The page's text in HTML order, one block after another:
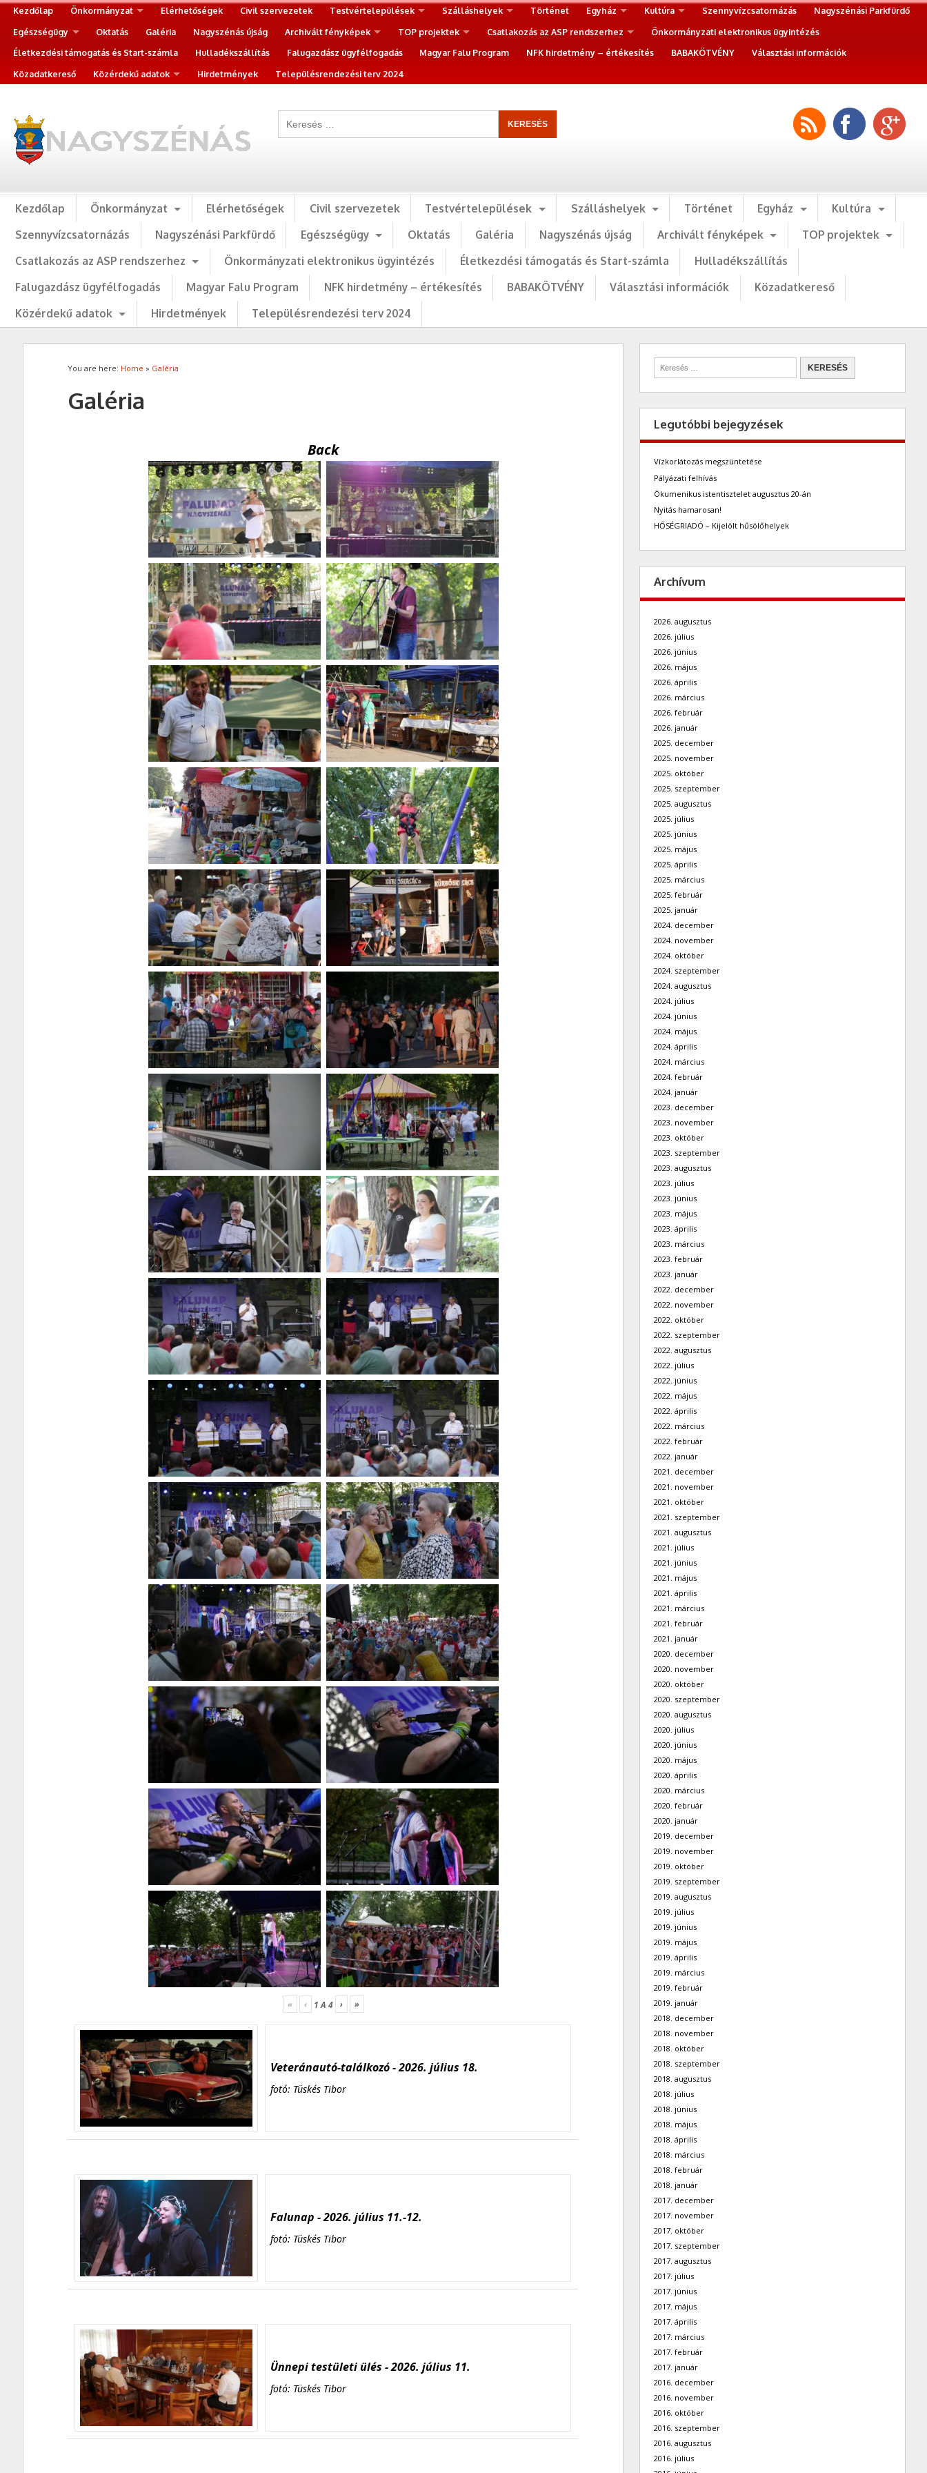
Kezdőlap Önkormányzat Elérhetőségek Civil szervezetek Testvértelepülések Szálláshelyek Történet Egyház Kultúra Szennyvízcsatornázás
Nagyszénási Parkfürdő
Egészségügy
Oktatás Galéria Nagyszénás újság Archivált fényképek TOP projektek Csatlakozás az ASP rendszerhez
Önkormányzati elektronikus ügyintézés
Életkezdési támogatás és Start-számla
Hulladékszállítás Falugazdász ügyfélfogadás Magyar Falu Program NFK hirdetmény – értékesítés BABAKÖTVÉNY
Választási információk
Közadatkereső
Közérdekű adatok Hirdetmények Településrendezési terv 2024
Kezdőlap Önkormányzat Elérhetőségek Civil szervezetek Testvértelepülések Szálláshelyek Történet Egyház
Kultúra
Szennyvízcsatornázás
Nagyszénási Parkfürdő Egészségügy Oktatás Galéria Nagyszénás újság Archivált fényképek
TOP projektek
Csatlakozás az ASP rendszerhez
Önkormányzati elektronikus ügyintézés Életkezdési támogatás és Start-számla
Hulladékszállítás
Falugazdász ügyfélfogadás
Magyar Falu Program NFK hirdetmény – értékesítés BABAKÖTVÉNY Választási információk
Közadatkereső
Közérdekű adatok
Hirdetmények Településrendezési terv 2024
You are here: Home » Galéria
Galéria
Back
« ‹ 1A 4 › »
Veteránautó-találkozó - 2026. július 18.
fotó: Tüskés Tibor
Falunap - 2026. július 11.-12.
fotó: Tüskés Tibor
Ünnepi testületi ülés - 2026. július 11.
fotó: Tüskés Tibor
Legutóbbi bejegyzések
Vízkorlátozás megszüntetése
Pályázati felhívás
Ökumenikus istentisztelet augusztus 20-án
Nyitás hamarosan!
HŐSÉGRIADÓ – Kijelölt hűsölőhelyek
Archívum
2026. augusztus
2026. július
2026. június
2026. május
2026. április
2026. március
2026. február
2026. január
2025. december
2025. november
2025. október
2025. szeptember
2025. augusztus
2025. július
2025. június
2025. május
2025. április
2025. március
2025. február
2025. január
2024. december
2024. november
2024. október
2024. szeptember
2024. augusztus
2024. július
2024. június
2024. május
2024. április
2024. március
2024. február
2024. január
2023. december
2023. november
2023. október
2023. szeptember
2023. augusztus
2023. július
2023. június
2023. május
2023. április
2023. március
2023. február
2023. január
2022. december
2022. november
2022. október
2022. szeptember
2022. augusztus
2022. július
2022. június
2022. május
2022. április
2022. március
2022. február
2022. január
2021. december
2021. november
2021. október
2021. szeptember
2021. augusztus
2021. július
2021. június
2021. május
2021. április
2021. március
2021. február
2021. január
2020. december
2020. november
2020. október
2020. szeptember
2020. augusztus
2020. július
2020. június
2020. május
2020. április
2020. március
2020. február
2020. január
2019. december
2019. november
2019. október
2019. szeptember
2019. augusztus
2019. július
2019. június
2019. május
2019. április
2019. március
2019. február
2019. január
2018. december
2018. november
2018. október
2018. szeptember
2018. augusztus
2018. július
2018. június
2018. május
2018. április
2018. március
2018. február
2018. január
2017. december
2017. november
2017. október
2017. szeptember
2017. augusztus
2017. július
2017. június
2017. május
2017. április
2017. március
2017. február
2017. január
2016. december
2016. november
2016. október
2016. szeptember
2016. augusztus
2016. július